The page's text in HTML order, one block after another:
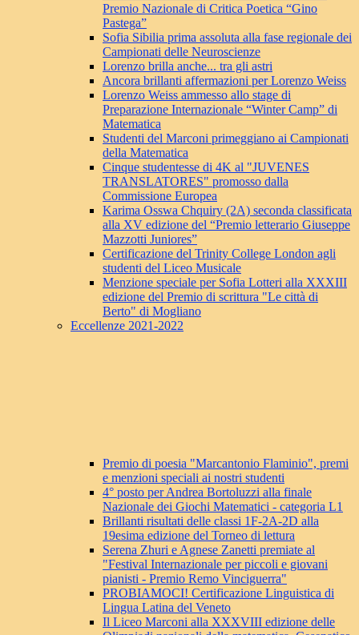
Premio Nazionale di Critica Poetica “Gino
Pastega”
Sofia Sibilia prima assoluta alla fase regionale dei
Campionati delle Neuroscienze
Lorenzo brilla anche... tra gli astri
Ancora brillanti affermazioni per Lorenzo Weiss
Lorenzo Weiss ammesso allo stage di
Preparazione Internazionale “Winter Camp” di
Matematica
Studenti del Marconi primeggiano ai Campionati
della Matematica
Cinque studentesse di 4K al "JUVENES
TRANSLATORES" promosso dalla
Commissione Europea
Karima Osswa Chquiry (2A) seconda classificata
alla XV edizione del “Premio letterario Giuseppe
Mazzotti Juniores”
Certificazione del Trinity College London agli
studenti del Liceo Musicale
Menzione speciale per Sofia Lotteri alla XXXIII
edizione del Premio di scrittura "Le città di
Berto" di Mogliano
Eccellenze 2021-2022
Premio di poesia "Marcantonio Flaminio", premi
e menzioni speciali ai nostri studenti
4° posto per Andrea Bortoluzzi alla finale
Nazionale dei Giochi Matematici - categoria L1
Brillanti risultati delle classi 1F-2A-2D alla
19esima edizione del Torneo di lettura
Serena Zhuri e Agnese Zanetti premiate al
"Festival Internazionale per piccoli e giovani
pianisti - Premio Remo Vinciguerra"
PROBIAMOCI! Certificazione Linguistica di
Lingua Latina del Veneto
Il Liceo Marconi alla XXXVIII edizione delle